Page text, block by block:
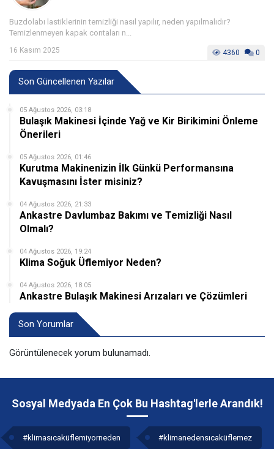
Buzdolabı lastiklerinin temizliği nasıl yapılır, neden yapılmalıdır?
Temizlenmeyen kapak contaları n...
16 Kasım 2025 4360 0
Son Güncellenen Yazılar
05 Ağustos 2026, 03:18
Bulaşık Makinesi İçinde Yağ ve Kir Birikimini Önleme
Önerileri
05 Ağustos 2026, 01:46
Kurutma Makinenizin İlk Günkü Performansına
Kavuşmasını İster misiniz?
04 Ağustos 2026, 21:33
Ankastre Davlumbaz Bakımı ve Temizliği Nasıl
Olmalı?
04 Ağustos 2026, 19:24
Klima Soğuk Üflemiyor Neden?
04 Ağustos 2026, 18:05
Ankastre Bulaşık Makinesi Arızaları ve Çözümleri
Son Yorumlar
Görüntülenecek yorum bulunamadı.
Sosyal Medyada En Çok Bu Hashtag'lerle Arandık!
#klimasıcaküflemiyorneden #klimanedensıcaküflemez